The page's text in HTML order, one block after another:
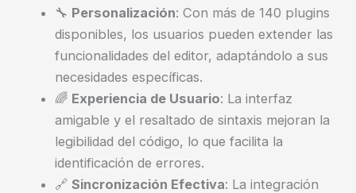
🔧 Personalización: Con más de 140 plugins
disponibles, los usuarios pueden extender las
funcionalidades del editor, adaptándolo a sus
necesidades específicas.
🌈 Experiencia de Usuario: La interfaz
amigable y el resaltado de sintaxis mejoran la
legibilidad del código, lo que facilita la
identificación de errores.
🔗Sincronización Efectiva: La integración